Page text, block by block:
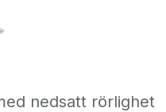
nedsatt rörlighet